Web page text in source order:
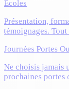
Écoles
Présentation,
témoignages.
Journées Portes
Ne choisis jamais
prochaines portes